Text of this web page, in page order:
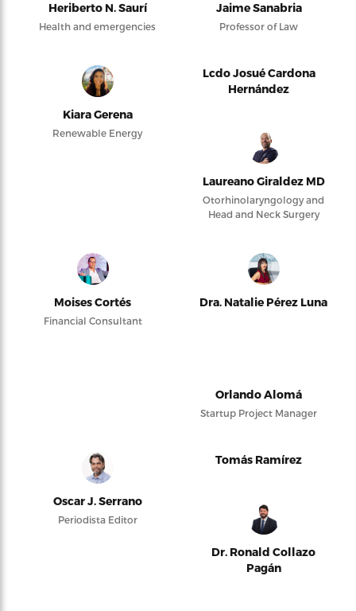
Heriberto N. Saurí
Health and emergencies
Jaime Sanabria
Professor of Law
Kiara Gerena
Renewable Energy
Lcdo Josué Cardona
Hernández
Laureano Giraldez MD
Otorhinolaryngology and
Head and Neck Surgery
Moises Cortés
Financial Consultant
Dra. Natalie Pérez Luna
Orlando Alomá
Startup Project Manager
Oscar J. Serrano
Periodista Editor
Tomás Ramírez
Dr. Ronald Collazo
Pagán